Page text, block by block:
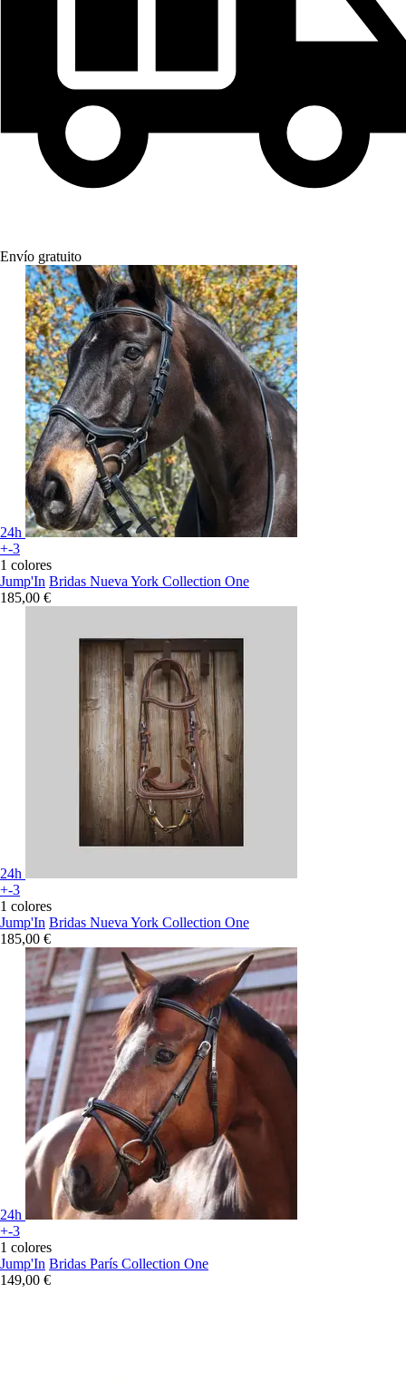
Envío gratuito
24h
+-3
1 colores
Jump'In Bridas Nueva York Collection One
185,00 €
24h
+-3
1 colores
Jump'In Bridas Nueva York Collection One
185,00 €
24h
+-3
1 colores
Jump'In Bridas París Collection One
149,00 €